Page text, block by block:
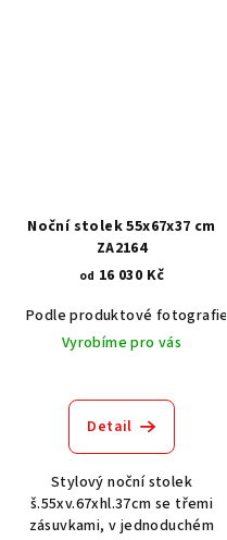
Noční stolek 55x67x37 cm
ZA2164
od 16 030 Kč
Podle produktové fotografie
Vyrobíme pro vás
Detail
Stylový noční stolek
š.55xv.67xhl.37cm se třemi
zásuvkami, v jednoduchém